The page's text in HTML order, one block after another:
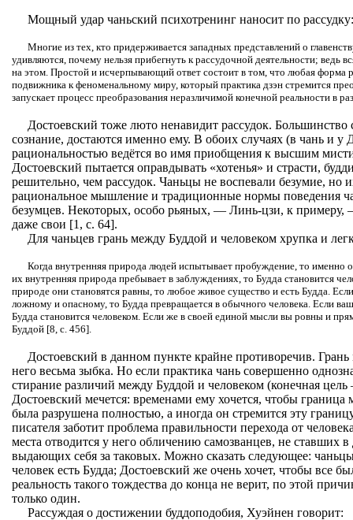
Мощный удар чаньский психотренинг наносит по рассудку:
Многие из тех, кто придерживается западных представлений о
удивляются, почему нельзя прибегнуть к рассудочной деятельности; ведь
на этом. Простой и исчерпывающий ответ состоит в том, что любая форма
подвижника к феноменальному миру, который практика дзэн стремится
запускает процесс преобразования неразличимой конечной реальности в
Достоевский тоже люто ненавидит рассудок.
сознание, достаются именно ему. В обоих случаях (в чань и у
рациональностью ведётся во имя приобщения к высшим
Достоевский пытается оправдывать «хотенья» и страсти,
решительно, чем рассудок. Чаньцы не воспевали безумие, но
рациональное мышление и традиционные нормы поведения
безумцев. Некоторых, особо рьяных, — Линь-цзи, к примеру,
даже свои [1, с. 64].
Для чаньцев грань между Буддой и человеком хрупка и
Когда внутренняя природа людей испытывает пробуждение, то именно
их внутренняя природа пребывает в заблуждениях, то Будда становится
природе они становятся равны, то любое живое существо и есть Будда.
ложному и опасному, то Будда превращается в обычного человека. Если
Будда становится человеком. Если же в своей единой мысли вы ровны и
Буддой [8, с. 456].
Достоевский в данном пункте крайне противоречив.
него весьма зыбка. Но если практика чань совершенно
стирание различий между Буддой и человеком (конечная
Достоевский мечется: временами ему хочется, чтобы
была разрушена полностью, а иногда он стремится эту
писателя заботит проблема правильности перехода от
места отводится у него обличению самозванцев, не ставших
выдающих себя за таковых. Можно сказать следующее:
человек есть Будда; Достоевский же очень хочет, чтобы все
реальность такого тождества до конца не верит, по этой
только один.
Рассуждая о достижении буддоподобия, Хуэйнен говорит: